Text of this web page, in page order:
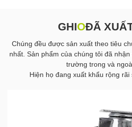
GHIOĐÃ
Chúng đều được sản xuất theo tiêu
nhất. Sản phẩm của chúng tôi đã
trường trong và
Hiện họ đang xuất khẩu rộng rãi